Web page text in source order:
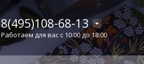
8(495)108-68-13
Работаем для вас с 10:00 до 18:00